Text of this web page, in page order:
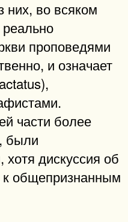
них, во всяком
проповедями
и означает
части более
были
дискуссия об
к общепризнанным